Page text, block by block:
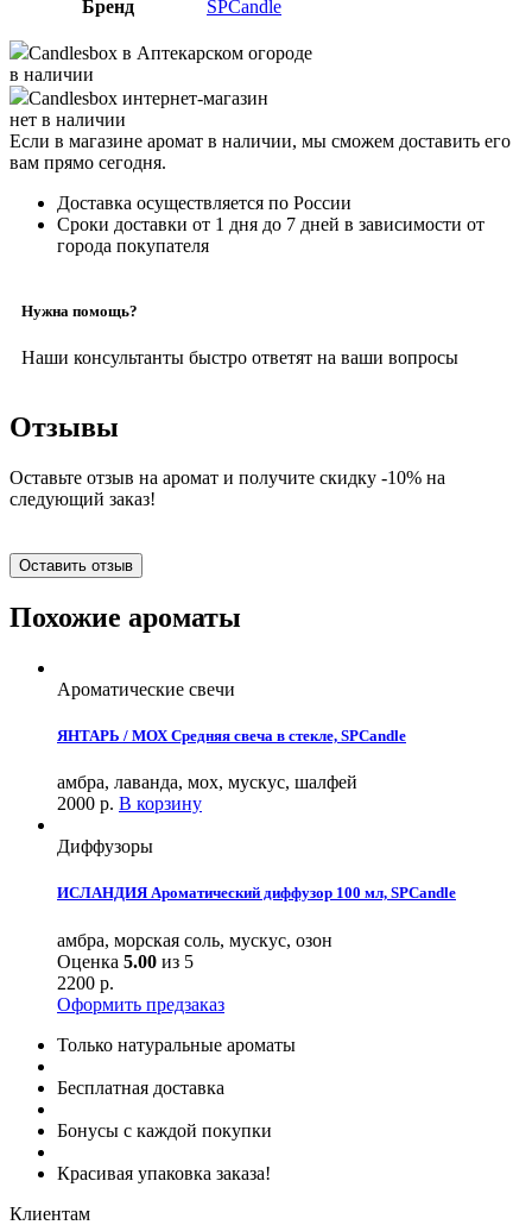
Бренд SPCandle
Candlesbox в Аптекарском огороде
в наличии
Candlesbox интернет-магазин
нет в наличии
Если в магазине аромат в наличии, мы сможем доставить его
вам прямо сегодня.
Доставка осуществляется по России
Сроки доставки от 1 дня до 7 дней в зависимости от
города покупателя
Нужна помощь?
Наши консультанты быстро ответят на ваши вопросы
Отзывы
Оставьте отзыв на аромат и получите скидку -10% на
следующий заказ!
Оставить отзыв
Похожие ароматы
Ароматические свечи
ЯНТАРЬ / МОХ Средняя свеча в стекле, SPCandle
амбра, лаванда, мох, мускус, шалфей
2000 р. В корзину
Диффузоры
ИСЛАНДИЯ Ароматический диффузор 100 мл, SPCandle
амбра, морская соль, мускус, озон
Оценка 5.00 из 5
2200 р.
Оформить предзаказ
Только натуральные ароматы
Бесплатная доставка
Бонусы с каждой покупки
Красивая упаковка заказа!
Клиентам